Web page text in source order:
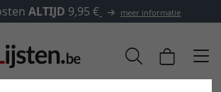
ALTIJD 9,95 € meer informatie